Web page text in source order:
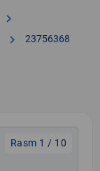
chevron_right
chevron_right 23756368
Rasm 1 / 10